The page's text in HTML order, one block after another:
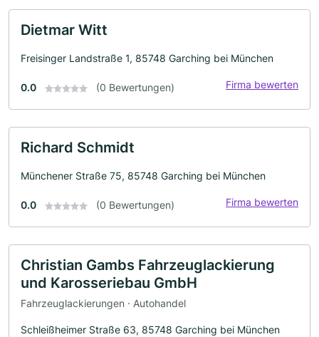
Dietmar Witt
Freisinger Landstraße 1, 85748 Garching bei München
0.0 (0 Bewertungen) Firma bewerten
Richard Schmidt
Münchener Straße 75, 85748 Garching bei München
0.0 (0 Bewertungen) Firma bewerten
Christian Gambs Fahrzeuglackierung
und Karosseriebau GmbH
Fahrzeuglackierungen · Autohandel
Schleißheimer Straße 63, 85748 Garching bei München